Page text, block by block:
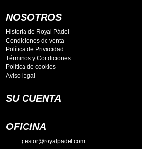
NOSOTROS
Historia de Royal Pádel
Condiciones de venta
Política de Privacidad
Términos y Condiciones
Política de cookies
Aviso legal
SU CUENTA
OFICINA
gestor@royalpadel.com